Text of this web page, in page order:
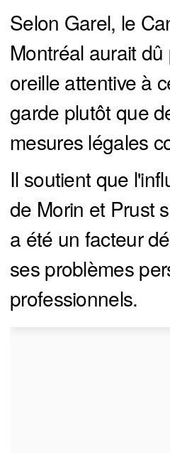
Selon Garel, le
Montréal aurait
oreille attentive à
garde plutôt que
mesures légales
Il soutient que
de Morin et Prust
a été un facteur
ses problèmes
professionnels.